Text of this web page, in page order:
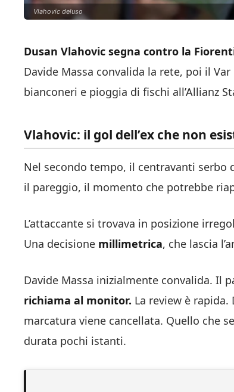
Vlahovic deluso
Dusan Vlahovic segna contro la
Davide Massa convalida la rete, poi il
bianconeri e pioggia di fischi all’Allianz
Vlahovic: il gol dell’ex che non
Nel secondo tempo, il centravanti
il pareggio, il momento che potrebbe
L’attaccante si trovava in posizione
Una decisione millimetrica, che lascia
Davide Massa inizialmente convalida. Il
richiama al monitor. La review è
marcatura viene cancellata. Quello che
durata pochi istanti.